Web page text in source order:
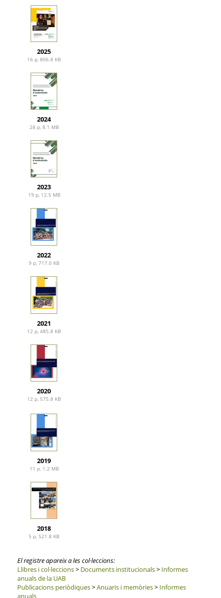
2025
16 p, 806.8 KB
2024
28 p, 8.1 MB
2023
19 p, 12.5 MB
2022
9 p, 717.0 KB
2021
12 p, 485.8 KB
2020
12 p, 575.8 KB
2019
11 p, 1.2 MB
2018
5 p, 521.8 KB
El registre apareix a les col·leccions:
Llibres i col·leccions> Documents institucionals> Informes
anuals de la UAB
Publicacions periòdiques>Anuaris i memòries> Informes
anuals